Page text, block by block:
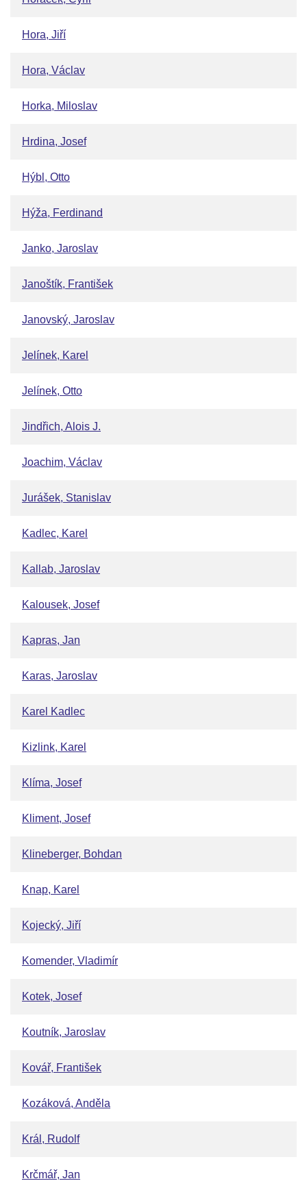
Hora, Jiří
Hora, Václav
Horka, Miloslav
Hrdina, Josef
Hýbl, Otto
Hýža, Ferdinand
Janko, Jaroslav
Janoštík, František
Janovský, Jaroslav
Jelínek, Karel
Jelínek, Otto
Jindřich, Alois J.
Joachim, Václav
Jurášek, Stanislav
Kadlec, Karel
Kallab, Jaroslav
Kalousek, Josef
Kapras, Jan
Karas, Jaroslav
Karel Kadlec
Kizlink, Karel
Klíma, Josef
Kliment, Josef
Klineberger, Bohdan
Knap, Karel
Kojecký, Jiří
Komender, Vladimír
Kotek, Josef
Koutník, Jaroslav
Kovář, František
Kozáková, Anděla
Král, Rudolf
Krčmář, Jan